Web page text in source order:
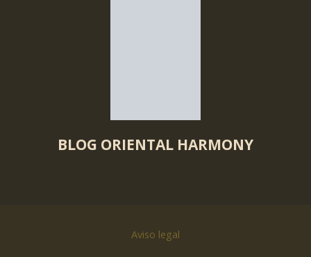
BLOG ORIENTAL HARMONY
Aviso legal